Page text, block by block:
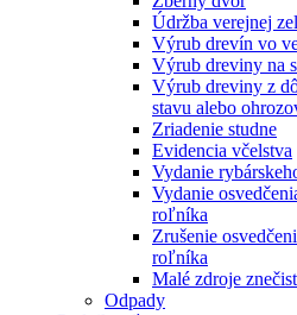
Údržba verejnej
Výrub drevín vo
Výrub dreviny na
Výrub dreviny z
stavu alebo
Zriadenie studne
Evidencia včelstva
Vydanie
Vydanie
roľníka
Zrušenie
roľníka
Malé zdroje
Odpady